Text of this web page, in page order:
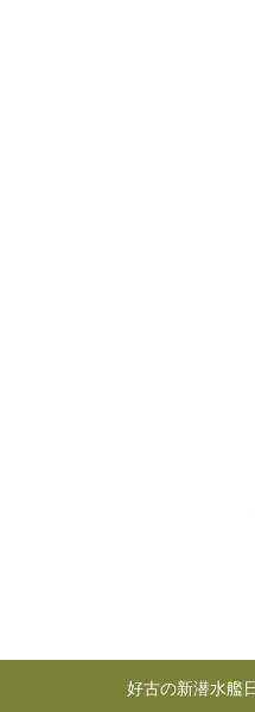
好古の新潜水艦